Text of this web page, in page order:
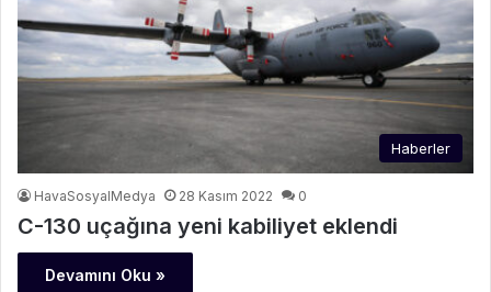
Haberler
HavaSosyalMedya 28 Kasım 2022 0
C-130 uçağına yeni kabiliyet eklendi
Devamını Oku »